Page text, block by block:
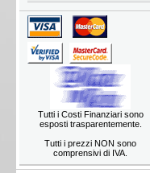
Tutti i Costi Finanziari sono
esposti trasparentemente.
Tutti i prezzi NON sono
comprensivi di IVA.